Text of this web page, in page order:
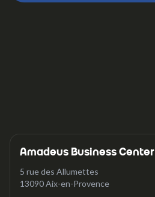
Amadeus Business Center
5 rue des Allumettes
13090Aix-en-Provence